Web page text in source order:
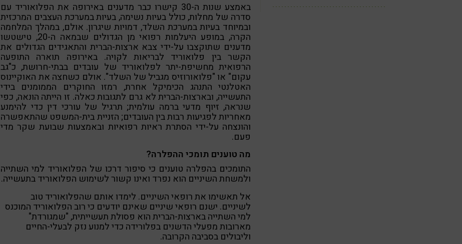
באמצע שנות ה-30 קישרו כבר מדענים באירופה את הפלואוריד עם
סדרה של מחלות, כולל בעיות נשימה, בעיות במערכת העצבים המרכזית
ובמיוחד בעיות במערכת השלד, דמויות שיגרון. אולם, במהלך המלחמה
הקרה, במופע היעלמות רפואי מן הגדולים שבמאה ה-20, טישטשו
מדענים שתוקצבו על-ידי צבא ארצות-הברית והתאגידים הגדולים את
הקשר בין פלואוריד לבריאות לקויה. באירופה תוארה התופעה
הרפואית מחשיפת-יתר לפלואוריד של עובדים בבתי-חרושת, כ"גב
עקום" או "פלואורוזיס מגביל של השלד". אולם כשחצה את האוקיינוס
האטלנטי התנהג הכימיקל אחרת, רמזו החוקרים הממומנים בידי
התעשייה, ובארצות-הברית לא גרם לתגובות כאלה. זו הייתה הונאה, כפי
שנראה, זיוף מדעי ברמה עולמית; תרגיל של עורכי דין כדי להימנע
מאחריות לפגיעות רבות בין העובדים; הזניית בית-המשפט שהתאפשרה
והונצחה על-ידי הסתרת ראיות רפואיות ובאמצעות שבועת שקר מדי
פעם.
מה טוענים תומכי ההפלרה?
התומכים בהפלרה טוענים כי סיפור דרכו של הפלואוריד למי השתייה
ולמשחת השיניים הוא נפרד ואינו קשור לשימוש הפלואוריד בתעשייה.
אל תאשימו את רופאי השיניים. לימדו אותם שהפלואוריד טוב
לשיניים. ישנם רופאי שיניים שאינם יודעים כי רוב הפלואוריד המוכנס
למי השתייה בארצות-הברית הוא פסולת תעשייתית, "שמגורדת"
מארובות מפעלי הדשנים בפלורידה כדי למנוע נזק לבעלי-החיים
וליבולים בסביבה הקרובה.